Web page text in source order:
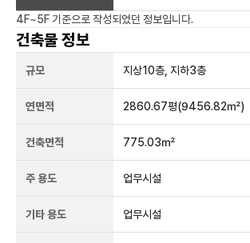
4F~5F 기준으로 작성되었던 정보입니다.
건축물 정보
규모 지상10층, 지하3층
연면적 2860.67평(9456.82㎡)
건축면적 775.03㎡
주 용도 업무시설
기타 용도 업무시설